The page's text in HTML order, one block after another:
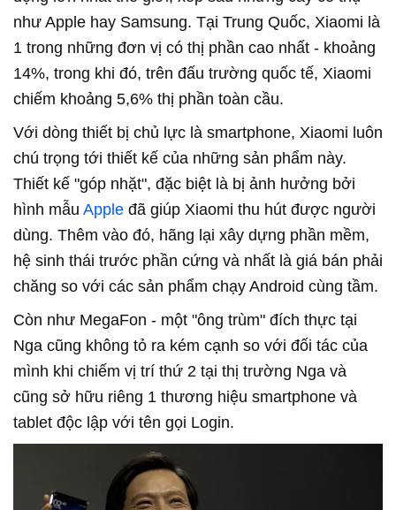
như Apple hay Samsung. Tại Trung Quốc, Xiaomi là
1 trong những đơn vị có thị phần cao nhất - khoảng
14%, trong khi đó, trên đấu trường quốc tế, Xiaomi
chiếm khoảng 5,6% thị phần toàn cầu.
Với dòng thiết bị chủ lực là smartphone, Xiaomi luôn
chú trọng tới thiết kế của những sản phẩm này.
Thiết kế "góp nhặt", đặc biệt là bị ảnh hưởng bởi
hình mẫu Apple đã giúp Xiaomi thu hút được người
dùng. Thêm vào đó, hãng lại xây dựng phần mềm,
hệ sinh thái trước phần cứng và nhất là giá bán phải
chăng so với các sản phẩm chạy Android cùng tầm.
Còn như MegaFon - một "ông trùm" đích thực tại
Nga cũng không tỏ ra kém cạnh so với đối tác của
mình khi chiếm vị trí thứ 2 tại thị trường Nga và
cũng sở hữu riêng 1 thương hiệu smartphone và
tablet độc lập với tên gọi Login.